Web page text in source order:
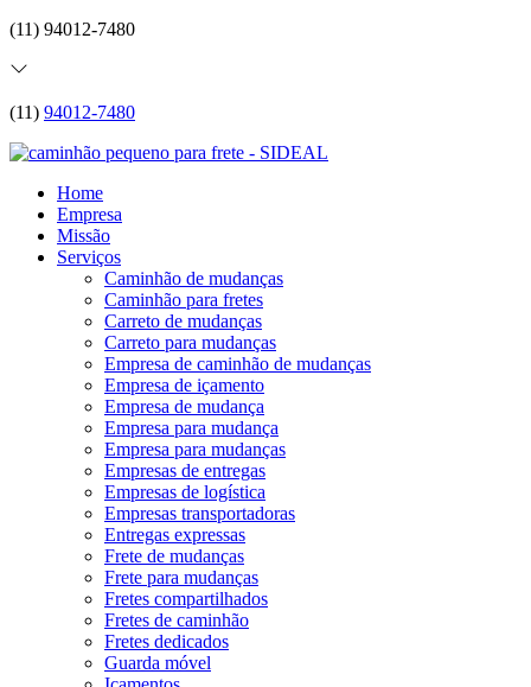
(11) 94012-7480
(11) 94012-7480
Home
Empresa
Missão
Serviços
Caminhão de mudanças
Caminhão para fretes
Carreto de mudanças
Carreto para mudanças
Empresa de caminhão de mudanças
Empresa de içamento
Empresa de mudança
Empresa para mudança
Empresa para mudanças
Empresas de entregas
Empresas de logística
Empresas transportadoras
Entregas expressas
Frete de mudanças
Frete para mudanças
Fretes compartilhados
Fretes de caminhão
Fretes dedicados
Guarda móvel